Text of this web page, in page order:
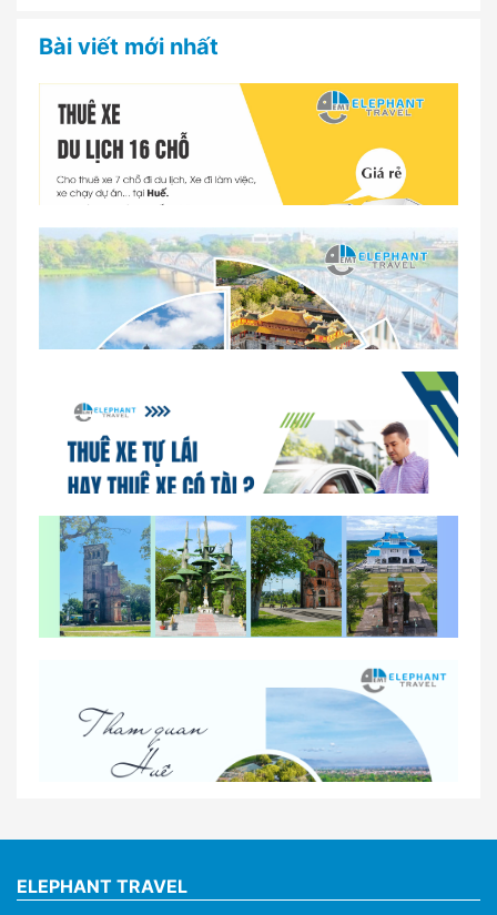
Bài viết mới nhất
Dịch vụ thuê xe 16 chỗ tại Huế 2026
So sánh thuê xe tự lái và thuê xe có tài xế tại Huế
Nhà Xe Con Voi – Dịch Vụ Cho Thuê Xe Từ Huế,
Sân Bay Phú Bài Đi Thánh Địa La Vang
ELEPHANT TRAVEL